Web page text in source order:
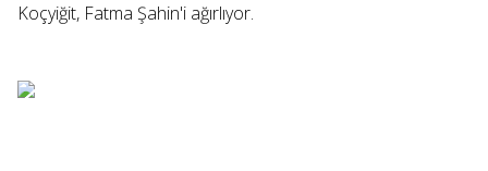
Koçyiğit, Fatma Şahin'i ağırlıyor.